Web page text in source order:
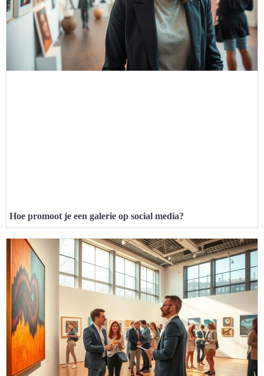
Hoe promoot je een galerie op social media?